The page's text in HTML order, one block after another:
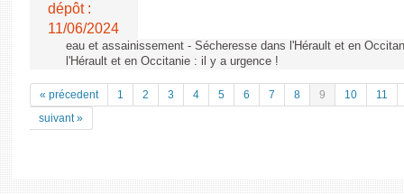
dépôt :
11/06/2024
eau et assainissement - Sécheresse dans l'Hérault et en
l'Hérault et en Occitanie : il y a urgence !
« précedent 1 2 3 4 5 6 7 8 9 10
11
suivant »